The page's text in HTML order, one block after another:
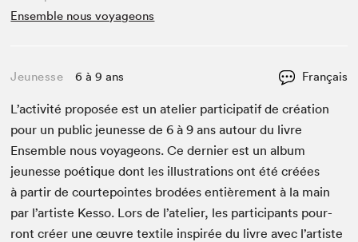
Ensemble nous voyageons
Jeunesse 6 à 9 ans Français
L’activité pro­posée est un ate­lier par­tic­i­patif de créa­tion
pour un pub­lic jeunesse de6 à9 ans autour du livre
Ensem­ble nous voy­a­geons. Ce dernier est un album
jeunesse poé­tique dont les illus­tra­tions ont été créées
à par­tir de courte­pointes brodées entière­ment à la main
par l’artiste Kesso. Lors de l’atelier, les par­tic­i­pants pour­
ront créer une œuvre tex­tile inspirée du livre avec l’artiste